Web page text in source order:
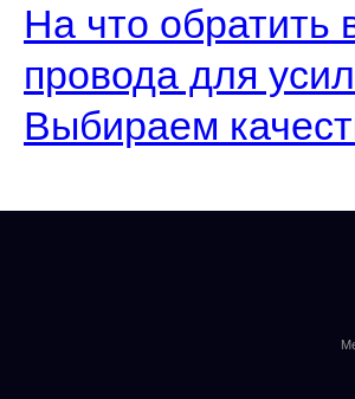
На что обратить
провода для
Выбираем